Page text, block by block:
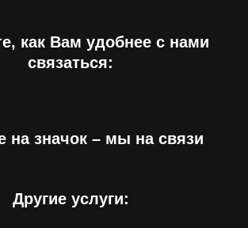
как Вам удобнее с нами
связаться:
на значок – мы на связи
Другие услуги: